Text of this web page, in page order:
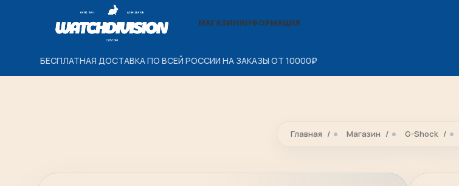
МАГАЗИНИНФОРМАЦИЯ
БЕСПЛАТНАЯ ДОСТАВКА ПО ВСЕЙ РОССИИ НА ЗАКАЗЫ ОТ 10000₽
Главная Магазин G-Shock